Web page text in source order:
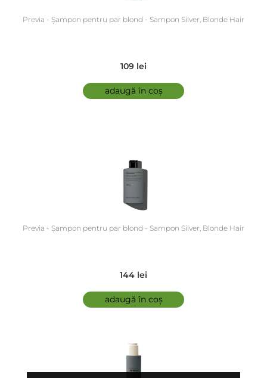
Previa - Șampon pentru par blond - Sampon Silver, Blonde Hair
109 lei
adaugă în coș
Previa - Șampon pentru par blond - Sampon Silver, Blonde Hair
144 lei
adaugă în coș